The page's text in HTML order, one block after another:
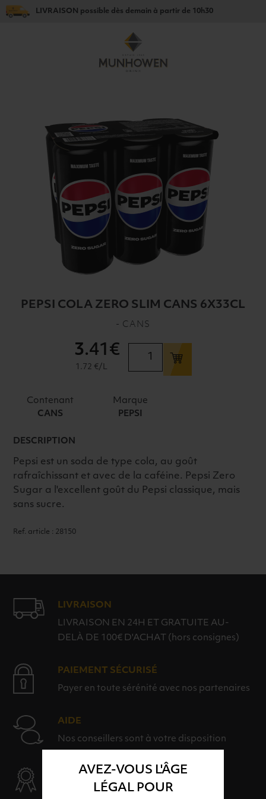
AVEZ-VOUS L'ÂGE
LÉGAL POUR
LIVRAISON possible dès demain à partir de 10h30
PEPSI COLA ZERO SLIM CANS 6X33CL
- CANS
ZERO
3.41€
1.72 €/L
Contenant
CANS
Marque
PEPSI
DESCRIPTION
Pepsi est un soda de type cola, au goût
rafraîchissant et avec de la caféine. Pepsi Zero
Sugar a l'excellent goût du Pepsi classique, mais
sans sucre.
Ref. article : 28150
LIVRAISON
LIVRAISON EN 24H ET GRATUITE AU-
DELÀ DE 100€ D'ACHAT (hors consignes)
PAIEMENT SÉCURISÉ
Payer en toute sérénité avec nos partenaires
AIDE
Nos conseillers sont à votre disposition
SÉLECTION & QUALITÉ
Des produits sélectionnés avec soins